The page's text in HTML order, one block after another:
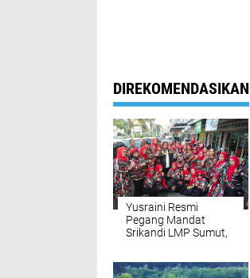
DIREKOMENDASIKAN
Yusraini Resmi
Pegang Mandat
Srikandi LMP Sumut,
Semua